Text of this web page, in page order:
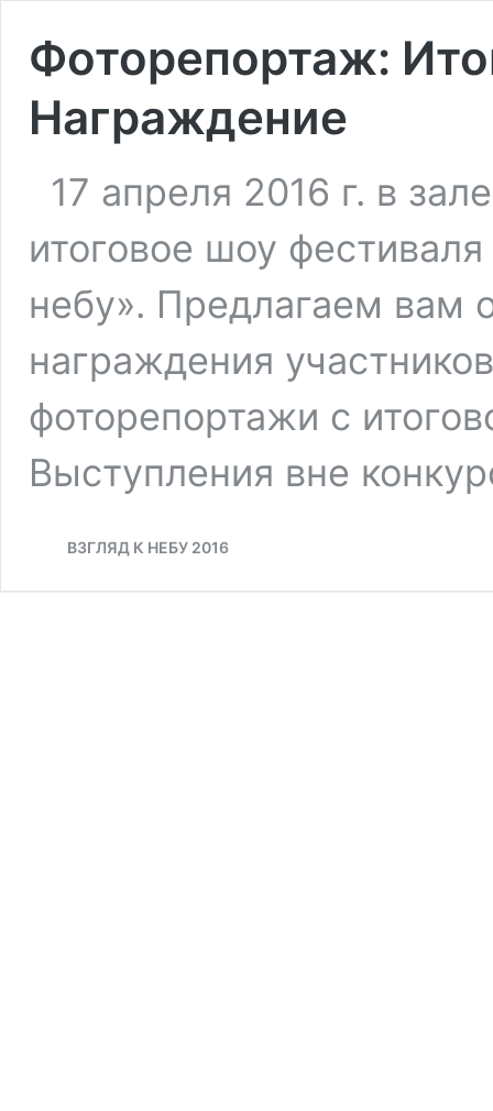
Фоторепортаж:
Награждение
17 апреля 2016 г. в
итоговое шоу
небу». Предлагаем вам
награждения
фоторепортажи с
Выступления вне
ВЗГЛЯД К НЕБУ 2016